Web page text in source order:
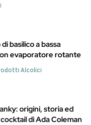
basilico a bassa
evaporatore rotante
Alcolici
origini, storia ed
di Ada Coleman